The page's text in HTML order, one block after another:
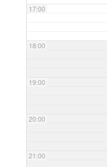
17:00
18:00
19:00
20:00
21:00